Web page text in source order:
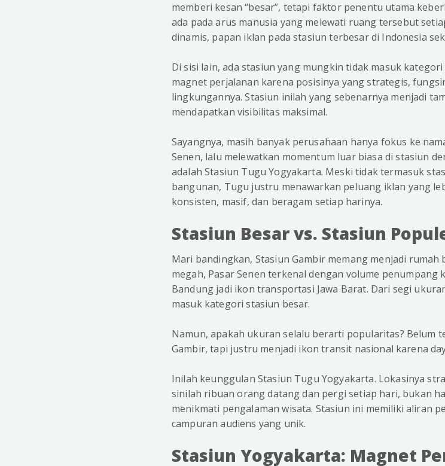
memberi kesan “besar”, tetapi faktor penentu utama
ada pada arus manusia yang melewati ruang tersebut
dinamis, papan iklan pada stasiun terbesar di Indonesia
Di sisi lain, ada stasiun yang mungkin tidak masuk
magnet perjalanan karena posisinya yang strategis,
lingkungannya. Stasiun inilah yang sebenarnya menjadi
mendapatkan visibilitas maksimal.
Sayangnya, masih banyak perusahaan hanya fokus ke
Senen, lalu melewatkan momentum luar biasa di stasiun
adalah Stasiun Tugu Yogyakarta. Meski tidak termasuk
bangunan, Tugu justru menawarkan peluang iklan yang
konsisten, masif, dan beragam setiap harinya.
Stasiun Besar vs. Stasiun
Mari bandingkan, Stasiun Gambir memang menjadi
megah, Pasar Senen terkenal dengan volume penumpang
Bandung jadi ikon transportasi Jawa Barat. Dari segi
masuk kategori stasiun besar.
Namun, apakah ukuran selalu berarti popularitas? Belum
Gambir, tapi justru menjadi ikon transit nasional karena
Inilah keunggulan Stasiun Tugu Yogyakarta. Lokasinya
sinilah ribuan orang datang dan pergi setiap hari, bukan
menikmati pengalaman wisata. Stasiun ini memiliki aliran
campuran audiens yang unik.
Stasiun Yogyakarta: Magnet